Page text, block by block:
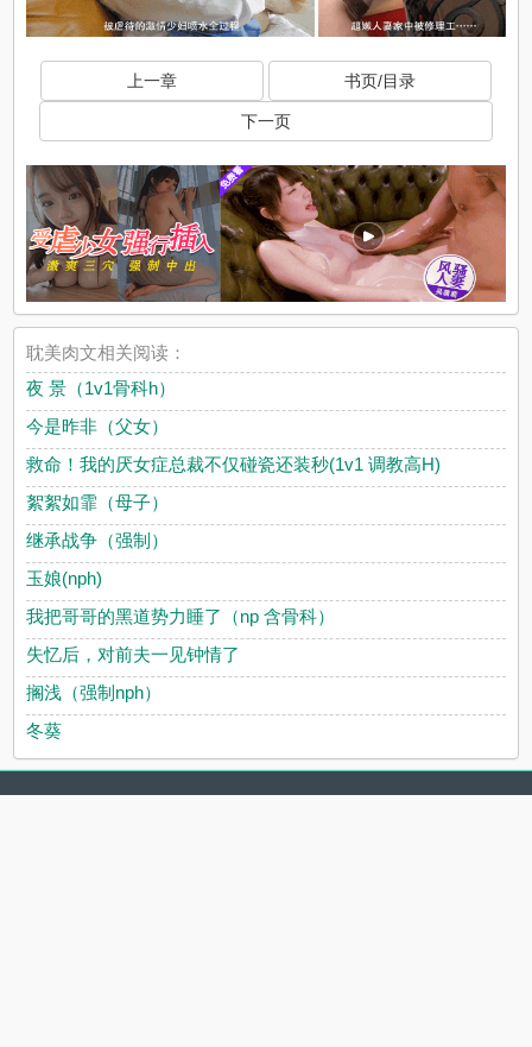
上一章 书页/目录
下一页
耽美肉文相关阅读：
夜 景（1v1骨科h）
今是昨非（父女）
救命！我的厌女症总裁不仅碰瓷还装秒(1v1 调教高H)
絮絮如霏（母子）
继承战争（强制）
玉娘(nph)
我把哥哥的黑道势力睡了（np 含骨科）
失忆后，对前夫一见钟情了
搁浅（强制nph）
冬葵